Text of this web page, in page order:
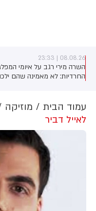
08.08.26 | 23:33
השרה מירי רגב על איומי
החרדיות: לא מאמינה שהם
שהם צריכים להתגייס". על יאיר
אמרה השרה: "הוא עומד בראש
מפלגה תומכת טרור". לסיום
לגלעד ארדן: "אל תבזבז
עמוד הבית מוזיקה
לאייל דביר